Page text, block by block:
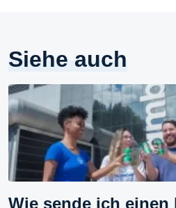
Siehe auch
Wie sende ich einen